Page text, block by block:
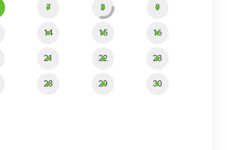
7 8 9
14 15 16
21 22 23
28 29 30